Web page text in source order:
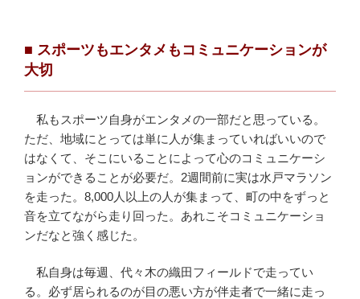
■ スポーツもエンタメもコミュニケーションが
大切
私もスポーツ自身がエンタメの一部だと思っている。
ただ、地域にとっては単に人が集まっていればいいので
はなくて、そこにいることによって心のコミュニケーシ
ョンができることが必要だ。2週間前に実は水戸マラソン
を走った。8,000人以上の人が集まって、町の中をずっと
音を立てながら走り回った。あれこそコミュニケーショ
ンだなと強く感じた。
私自身は毎週、代々木の織田フィールドで走ってい
る。必ず居られるのが目の悪い方が伴走者で一緒に走っ